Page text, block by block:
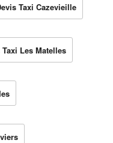
Taxi Cazevieille
Taxi Les Matelles